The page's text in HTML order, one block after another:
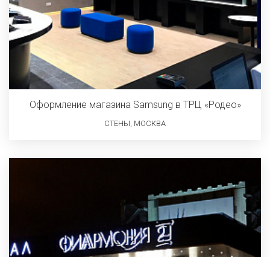
Оформление магазина Samsung в ТРЦ «Родео»
СТЕНЫ, МОСКВА